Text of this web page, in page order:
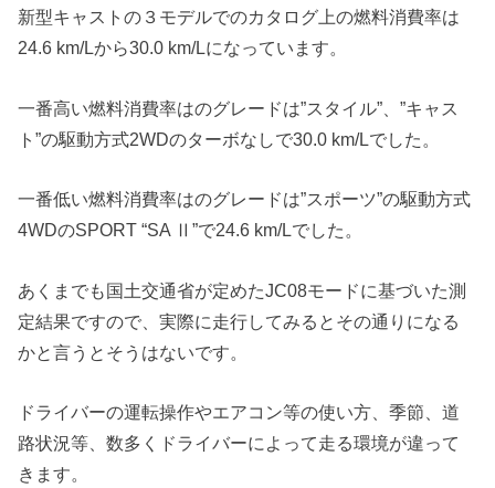
新型キャストの３モデルでのカタログ上の燃料消費率は
24.6 km/Lから30.0 km/Lになっています。
一番高い燃料消費率はのグレードは”スタイル”、”キャス
ト”の駆動方式2WDのターボなしで30.0 km/Lでした。
一番低い燃料消費率はのグレードは”スポーツ”の駆動方式
4WDのSPORT “SA Ⅱ”で24.6 km/Lでした。
あくまでも国土交通省が定めたJC08モードに基づいた測
定結果ですので、実際に走行してみるとその通りになる
かと言うとそうはないです。
ドライバーの運転操作やエアコン等の使い方、季節、道
路状況等、数多くドライバーによって走る環境が違って
きます。